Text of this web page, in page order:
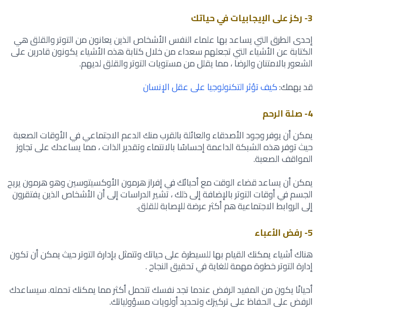
3- ركز على الإيجابيات في حياتك
إحدى الطرق التي يساعد بها علماء النفس الأشخاص الذين يعانون من التوتر والقلق هي
الكتابة ‏عن الأشياء التي تجعلهم سعداء من خلال كتابة هذه الأشياء يكونون قادرين على
الشعور ‏بالامتنان والرضا ، مما يقلل من مستويات التوتر والقلق لديهم‎.‎
قد يهمك:كيف تؤثر التكنولوجيا على عقل الإنسان
4- صلة الرحم
يمكن أن يوفر وجود الأصدقاء والعائلة بالقرب منك الدعم الاجتماعي في الأوقات الصعبة
حيث ‏توفر هذه الشبكة الداعمة إحساسًا بالانتماء وتقدير الذات ، مما يساعدك على تجاوز
المواقف ‏الصعبة‎.‎
يمكن أن يساعد قضاء الوقت مع أحبائك في إفراز هرمون الأوكسيتوسين وهو هرمون يريح
‏الجسم في أوقات التوتر بالإضافة إلى ذلك ، تشير الدراسات إلى أن الأشخاص الذين يفتقرون
إلى ‏الروابط الاجتماعية هم أكثر عرضة للإصابة للقلق‎.‎
5- رفض الأعباء
هناك أشياء يمكنك القيام بها للسيطرة على حياتك وتتمثل بإدارة التوتر حيث يمكن أن تكون
إدارة ‏التوتر خطوة مهمة للغاية في تحقيق النجاح‎. ‎
أحيانًا يكون من المفيد الرفض عندما تجد نفسك تتحمل أكثر مما يمكنك تحمله. سيساعدك
الرفض ‏على الحفاظ على تركيزك وتحديد أولويات مسؤولياتك‎.‎